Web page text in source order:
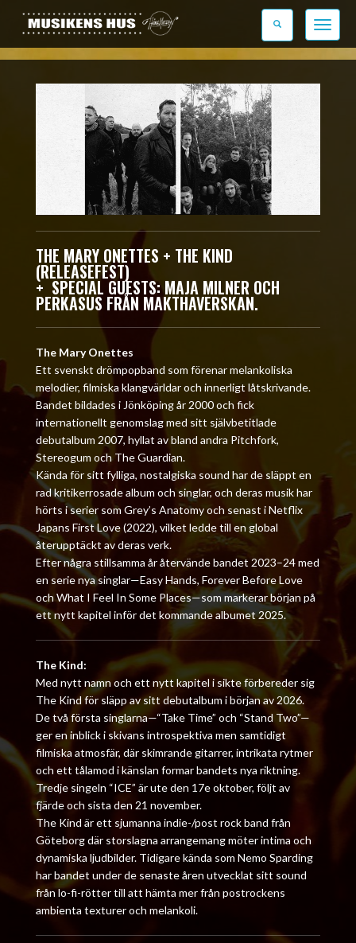
Toggle
THE MARY ONETTES + THE KIND
(RELEASEFEST)
+ SPECIAL GUESTS: MAJA MILNER OCH
PERKASUS FRÅN MAKTHAVERSKAN.
The Mary Onettes
Ett svenskt drömpopband som förenar melankoliska
melodier, filmiska klangvärldar och innerligt låtskrivande.
Bandet bildades i Jönköping år 2000 och fick
internationellt genomslag med sitt självbetitlade
debutalbum 2007, hyllat av bland andra Pitchfork,
Stereogum och The Guardian.
Kända för sitt fylliga, nostalgiska sound har de släppt en
rad kritikerrosade album och singlar, och deras musik har
hörts i serier som Grey’s Anatomy och senast i Netflix
Japans First Love (2022), vilket ledde till en global
återupptäckt av deras verk.
Efter några stillsamma år återvände bandet 2023–24 med
en serie nya singlar—Easy Hands, Forever Before Love
och What I Feel In Some Places—som markerar början på
ett nytt kapitel inför det kommande albumet 2025.
The Kind:
Med nytt namn och ett nytt kapitel i sikte förbereder sig
The Kind för släpp av sitt debutalbum i början av 2026.
De två första singlarna—“Take Time” och “Stand Two”—
ger en inblick i skivans introspektiva men samtidigt
filmiska atmosfär, där skimrande gitarrer, intrikata rytmer
och ett tålamod i känslan formar bandets nya riktning.
Tredje singeln “ICE” är ute den 17e oktober, följt av
fjärde och sista den 21 november.
The Kind är ett sjumanna indie-/post rock band från
Göteborg där storslagna arrangemang möter intima och
dynamiska ljudbilder. Tidigare kända som Nemo Sparding
har bandet under de senaste åren utvecklat sitt sound
från lo-fi-rötter till att hämta mer från postrockens
ambienta texturer och melankoli.